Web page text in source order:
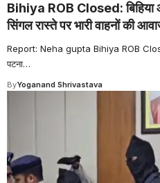
Bihiya ROB Closed: बिहिया
सिंगल रास्ते पर भारी वाहनों की
Report: Neha gupta Bihiya ROB
पटना…
ByYoganand Shrivastava